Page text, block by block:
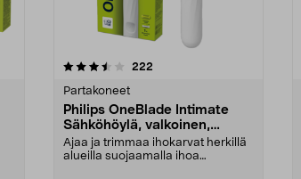
222
Partakoneet
Philips OneBlade Intimate
Sähköhöylä, valkoinen,
QP1924/22
Ajaa ja trimmaa ihokarvat herkillä
alueilla suojaamalla ihoa
4.0 viidestä